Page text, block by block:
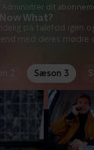
What?
på talefod igen
med deres mødre
dit
2 Sæson 3